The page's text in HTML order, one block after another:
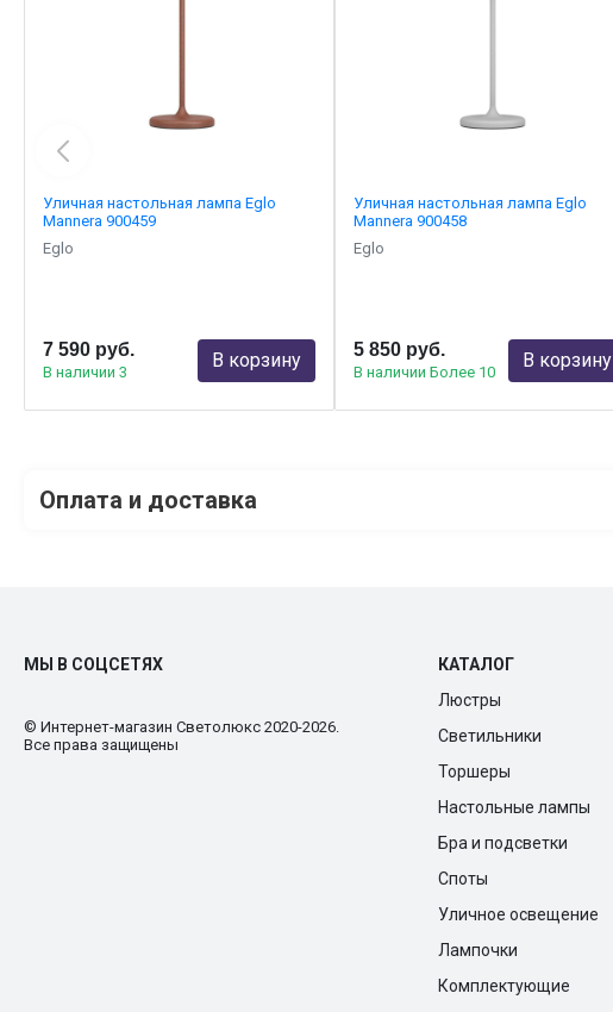
Уличная настольная лампа Eglo
Mannera 900459
Eglo
7 590 руб.
В наличии 3
В корзину
Уличная настольная лампа Eglo
Mannera 900458
Eglo
5 850 руб.
В наличии Более 10
В корзину
Оплата и доставка
МЫ В СОЦСЕТЯХ
© Интернет-магазин Cветолюкс 2020-2026.
Все права защищены
КАТАЛОГ
Люстры
Светильники
Торшеры
Настольные лампы
Бра и подсветки
Споты
Уличное освещение
Лампочки
Комплектующие